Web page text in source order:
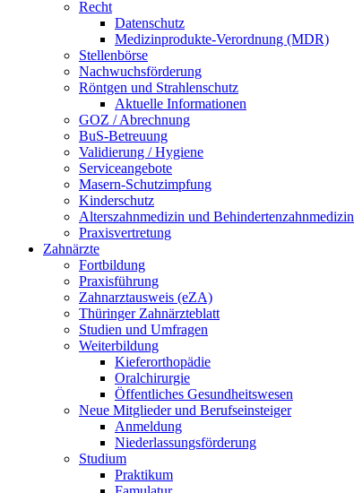
Recht
Datenschutz
Medizinprodukte-Verordnung (MDR)
Stellenbörse
Nachwuchsförderung
Röntgen und Strahlenschutz
Aktuelle Informationen
GOZ / Abrechnung
BuS-Betreuung
Validierung / Hygiene
Serviceangebote
Masern-Schutzimpfung
Kinderschutz
Alterszahnmedizin und Behindertenzahnmedizin
Praxisvertretung
Zahnärzte
Fortbildung
Praxisführung
Zahnarztausweis (eZA)
Thüringer Zahnärzteblatt
Studien und Umfragen
Weiterbildung
Kieferorthopädie
Oralchirurgie
Öffentliches Gesundheitswesen
Neue Mitglieder und Berufseinsteiger
Anmeldung
Niederlassungsförderung
Studium
Praktikum